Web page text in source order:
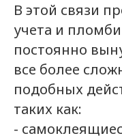
В этой связи
учета и
постоянно
все более
подобных
таких как:
-